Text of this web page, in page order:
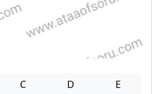
C D E